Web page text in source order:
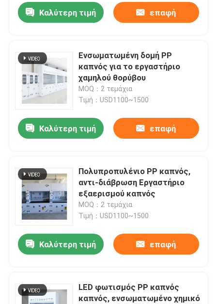
Καλύτερη τιμή επαφή
Ενσωματωμένη δομή PP
καπνός για το εργαστήριο
χαμηλού θορύβου
MOQ：2 τεμάχια
Τιμή：USD1100~1500
Καλύτερη τιμή επαφή
Πολυπροπυλένιο PP καπνός,
αντι-διάβρωση Εργαστήριο
εξαερισμού καπνός
MOQ：2 τεμάχια
Τιμή：USD1100~1500
Καλύτερη τιμή επαφή
LED φωτισμός PP καπνός
καπνός, ενσωματωμένο χημικό